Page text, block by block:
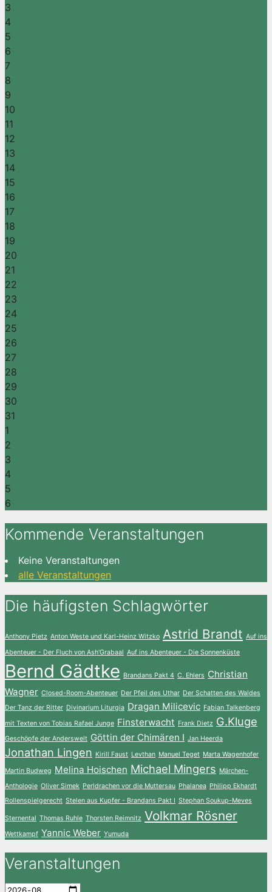
3
4
5
6
7
8
9
10
11
12
13
14
15
16
17
18
19
20
21
22
23
24
25
26
27
28
29
30
31
1
2
3
4
5
6
Kommende Veranstaltungen
Keine Veranstaltungen
alle Veranstaltungen
Die häufigsten Schlagwörter
Anthony Pietz Anton Weste und Karl-Heinz Witzko Astrid Brandt Auf ins
Abenteuer - Der Fluch von Ash'Grabaal Auf ins Abenteuer - Die Sonnenküste
Bernd Gädtke Brandans Pakt 4 C. Ehlers Christian
Wagner Closed-Room-Abenteuer Der Pfeil des Uthar Der Schatten des Waldes
Der Tanz der Ritter Divinarium Liturgia Dragan Milicevic Fabian Talkenberg
mit Texten von Tobias Rafael Junge Finsterwacht Frank Dietz G.Kluge
Geschöpfe der Anderswelt Göttin der Chimären I Jan Heerda
Jonathan Lingen Kirill Faust Levthan Manuel Teget Marta Wagenhofer
Martin Budweg Melina Hoischen Michael Mingers Märchen-
Anthologie Oliver Simek Perldrachen vor die Muttersau Phalanea Philipp Ekhardt
Rollenspielgerecht Stelen aus Kupfer - Brandans Pakt I Stephan Soukup-Meves
Sternental Thomas Ruhle Thorsten Reimnitz Volkmar Rösner
Wettkampf Yannic Weber Yumuda
Veranstaltungen